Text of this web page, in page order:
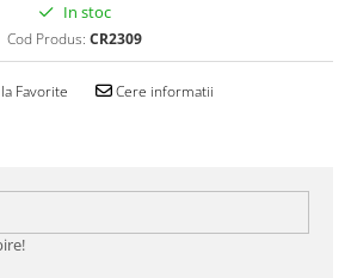
In stoc
Cod Produs: CR2309
Favorite Cere informatii